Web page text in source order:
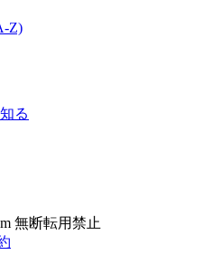
Z)
る
無断転用禁止